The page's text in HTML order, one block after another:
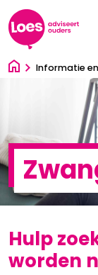
Ga direct naar
Informatie
Hulp
worden